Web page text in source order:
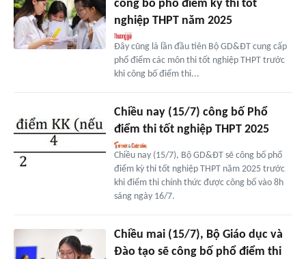
công bố phổ điểm kỳ thi tốt
nghiệp THPT năm 2025
Đây cũng là lần đầu tiên Bộ GD&ĐT cung cấp
phổ điểm các môn thi tốt nghiệp THPT trước
khi công bố điểm thi...
Chiều nay (15/7) công bố Phổ
điểm thi tốt nghiệp THPT 2025
Chiều nay (15/7), Bộ GD&ĐT sẽ công bố phổ
điểm kỳ thi tốt nghiệp THPT năm 2025 trước
khi điểm thi chính thức được công bố vào 8h
sáng ngày 16/7.
Chiều mai (15/7), Bộ Giáo dục và
Đào tạo sẽ công bố phổ điểm thi